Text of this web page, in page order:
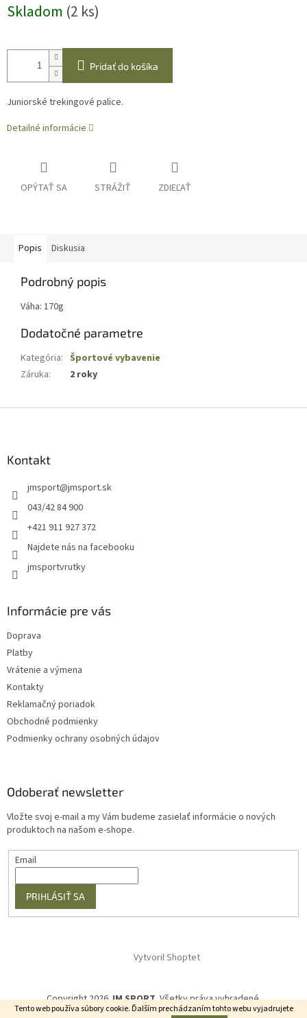
Tento web používa súbory cookie. Ďalším prechádzaním tohto webu vyjadrujete
cena:
Skladom (2 ks)
Pridať do košíka
Juniorské trekingové palice.
Detailné informácie
OPÝTAŤ SA STRÁŽIŤ ZDIEĽAŤ
Popis Diskusia
Podrobný popis
Váha: 170g
Dodatočné parametre
Kategória: Športové vybavenie
Záruka: 2 roky
Kontakt
jmsport@jmsport.sk
043/42 84 900
+421 911 927 372
Najdete nás na facebooku
jmsportvrutky
Informácie pre vás
Doprava
Platby
Vrátenie a výmena
Kontakty
Reklamačný poriadok
Obchodné podmienky
Podmienky ochrany osobných údajov
Odoberať newsletter
Vložte svoj e-mail a my Vám budeme zasielať informácie o nových
produktoch na našom e-shope.
Email
PRIHLÁSIŤ SA
Vytvoril Shoptet
Copyright 2026JM SPORT. Všetky práva vyhradené.